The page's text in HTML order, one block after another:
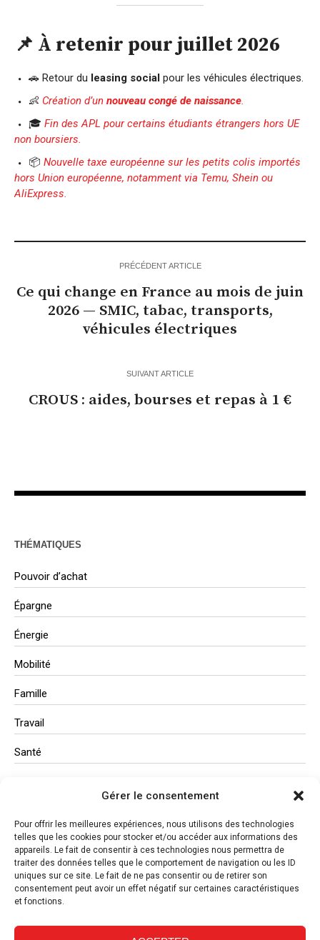
Gérer le consentement
Pour offrir les meilleures expériences, nous utilisons des technologies
telles que les cookies pour stocker et/ou accéder aux informations des
appareils. Le fait de consentir à ces technologies nous permettra de
traiter des données telles que le comportement de navigation ou les ID
uniques sur ce site. Le fait de ne pas consentir ou de retirer son
consentement peut avoir un effet négatif sur certaines caractéristiques
et fonctions.
📌 À retenir pour juillet 2026
🚗 Retour du leasing social pour les véhicules électriques.
👶 Création d’un nouveau congé de naissance.
🎓 Fin des APL pour certains étudiants étrangers hors UE
non boursiers.
📦 Nouvelle taxe européenne sur les petits colis importés
hors Union européenne, notamment via Temu, Shein ou
AliExpress.
PRÉCÉDENT ARTICLE
Ce qui change en France au mois de juin
2026 — SMIC, tabac, transports,
véhicules électriques
SUIVANT ARTICLE
CROUS : aides, bourses et repas à 1 €
THÉMATIQUES
Pouvoir d’achat
Épargne
Énergie
Mobilité
Famille
Travail
Santé